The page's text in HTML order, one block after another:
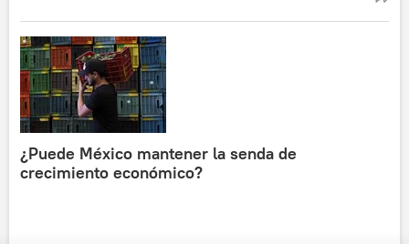
¿Puede México mantener la senda de
crecimiento económico?